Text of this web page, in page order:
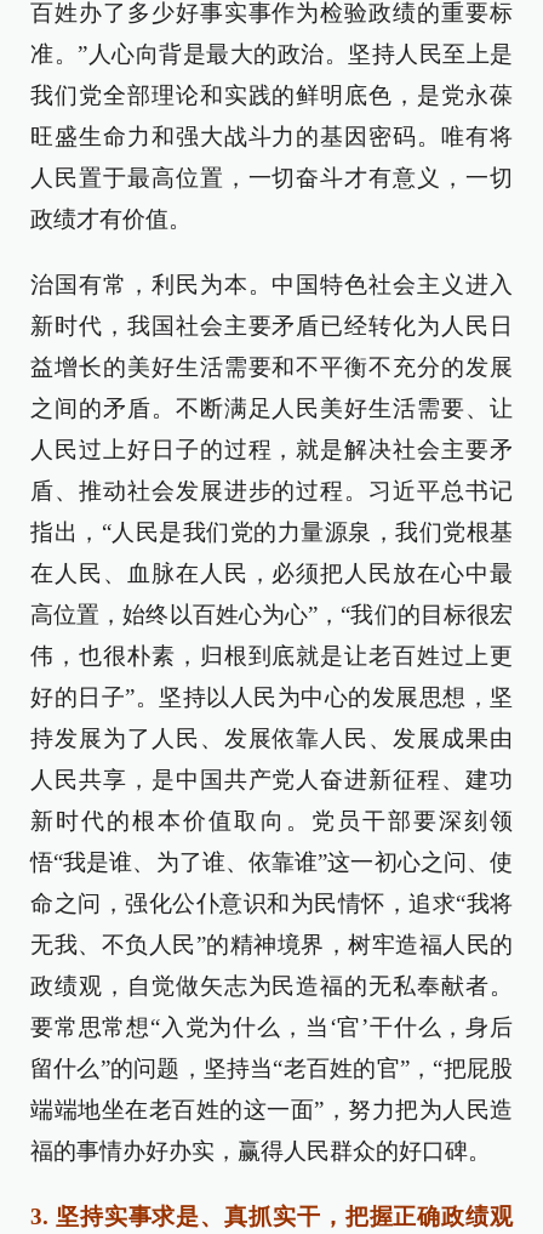
百姓办了多少好事实事作为检验政绩的重要标
准。”人心向背是最大的政治。坚持人民至上是
我们党全部理论和实践的鲜明底色，是党永葆
旺盛生命力和强大战斗力的基因密码。唯有将
人民置于最高位置，一切奋斗才有意义，一切
政绩才有价值。
治国有常，利民为本。中国特色社会主义进入
新时代，我国社会主要矛盾已经转化为人民日
益增长的美好生活需要和不平衡不充分的发展
之间的矛盾。不断满足人民美好生活需要、让
人民过上好日子的过程，就是解决社会主要矛
盾、推动社会发展进步的过程。习近平总书记
指出，“人民是我们党的力量源泉，我们党根基
在人民、血脉在人民，必须把人民放在心中最
高位置，始终以百姓心为心”，“我们的目标很宏
伟，也很朴素，归根到底就是让老百姓过上更
好的日子”。坚持以人民为中心的发展思想，坚
持发展为了人民、发展依靠人民、发展成果由
人民共享，是中国共产党人奋进新征程、建功
新时代的根本价值取向。党员干部要深刻领
悟“我是谁、为了谁、依靠谁”这一初心之问、使
命之问，强化公仆意识和为民情怀，追求“我将
无我、不负人民”的精神境界，树牢造福人民的
政绩观，自觉做矢志为民造福的无私奉献者。
要常思常想“入党为什么，当‘官’干什么，身后
留什么”的问题，坚持当“老百姓的官”，“把屁股
端端地坐在老百姓的这一面”，努力把为人民造
福的事情办好办实，赢得人民群众的好口碑。
3. 坚持实事求是、真抓实干，把握正确政绩观